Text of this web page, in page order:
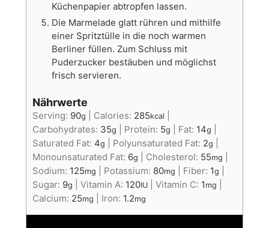
Küchenpapier abtropfen lassen.
Die Marmelade glatt rühren und mithilfe
einer Spritztülle in die noch warmen
Berliner füllen. Zum Schluss mit
Puderzucker bestäuben und möglichst
frisch servieren.
Nährwerte
Serving: 90g Calories: 285kcal
Carbohydrates: 35g Protein: 5g Fat: 14g
Saturated Fat: 4g Polyunsaturated Fat: 2g
Monounsaturated Fat: 6g Cholesterol: 55mg
Sodium: 125mg Potassium: 80mg Fiber: 1g
Sugar: 9g Vitamin A: 120IU| Vitamin C: 1 mg
Calcium: 25mg Iron: 1.2mg